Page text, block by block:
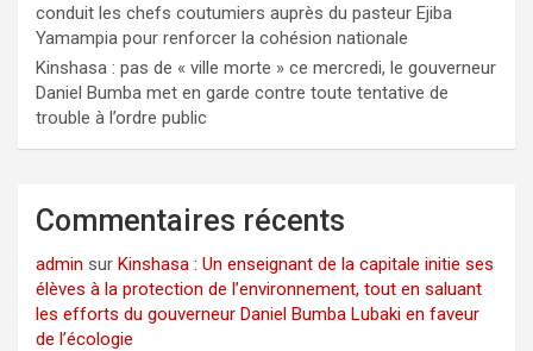
conduit les chefs coutumiers auprès du pasteur Ejiba
Yamampia pour renforcer la cohésion nationale
Kinshasa : pas de « ville morte » ce mercredi, le gouverneur
Daniel Bumba met en garde contre toute tentative de
trouble à l’ordre public
Commentaires récents
admin sur Kinshasa : Un enseignant de la capitale initie ses
élèves à la protection de l’environnement, tout en saluant
les efforts du gouverneur Daniel Bumba Lubaki en faveur
de l’écologie